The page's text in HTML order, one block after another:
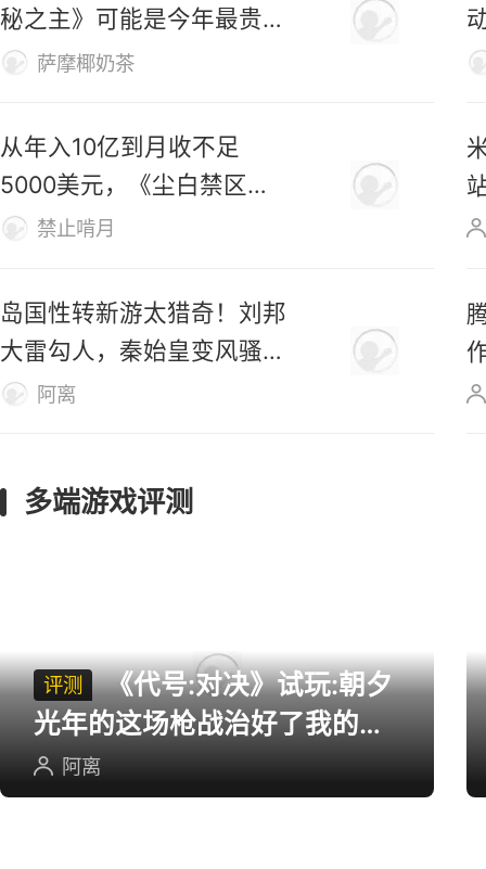
秘之主》可能是今年最贵的
MMO萨摩椰奶茶
从年入10亿到月收不足
5000美元，《尘白禁区》
真要凉了？
禁止啃月
岛国性转新游太猎奇！刘邦
大雷勾人，秦始皇变风骚美
女
阿离
多端游戏评测
评测
《代号:对决》试玩:朝夕
光年的这场枪战治好了我的低
血压
阿离